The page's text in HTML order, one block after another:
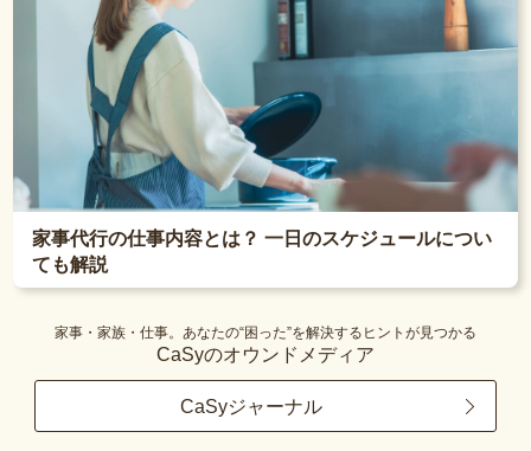
家事代行の仕事内容とは？ 一日のスケジュールについ
ても解説
家事・家族・仕事。あなたの“困った”を解決するヒントが見つかる
CaSyのオウンドメディア
CaSyジャーナル